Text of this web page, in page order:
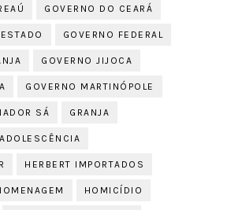
GOVERNO DO CEARÁ
GOVERNO FEDERAL
GOVERNO JIJOCA
GOVERNO MARTINÓPOLE
SÁ GRANJA
HERBERT IMPORTADOS
HOMICÍDIO